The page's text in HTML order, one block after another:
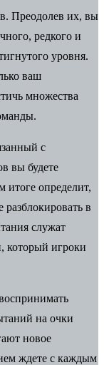
Преодолев их, вы
редкого и
уровня.
ваш
множества
с
вы будете
итоге определит,
в
служат
который игроки
на очки
новое
ждете с каждым